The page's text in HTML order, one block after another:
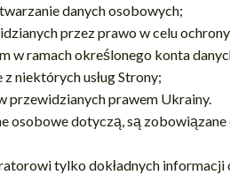
danych osobowych;
przez prawo w celu
w ramach określonego konta
niektórych usług Strony;
przewidzianych prawem Ukrainy.
osobowe dotyczą, są zobowiązane
tylko dokładnych informacji